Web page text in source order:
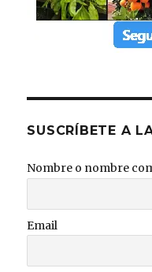
SUSCRÍBETE A
Nombre o nombre
Email